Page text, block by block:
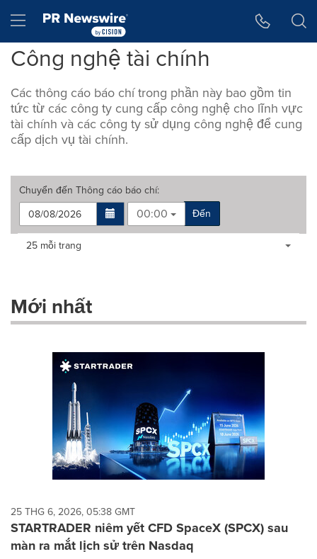
Hamburger menu
Công nghệ tài chính
Các thông cáo báo chí trong phần này bao gồm tin
tức từ các công ty cung cấp công nghệ cho lĩnh vực
tài chính và các công ty sử dụng công nghệ để cung
cấp dịch vụ tài chính.
Chuyển đến Thông cáo báo chí:
00:00
Đến
Making
these
dropdown
will
each
option
is
selected.
Items per page:
25 mỗi trang
Mới nhất
25 THG 6, 2026, 05:38 GMT
STARTRADER niêm yết CFD SpaceX (SPCX) sau
màn ra mắt lịch sử trên Nasdaq